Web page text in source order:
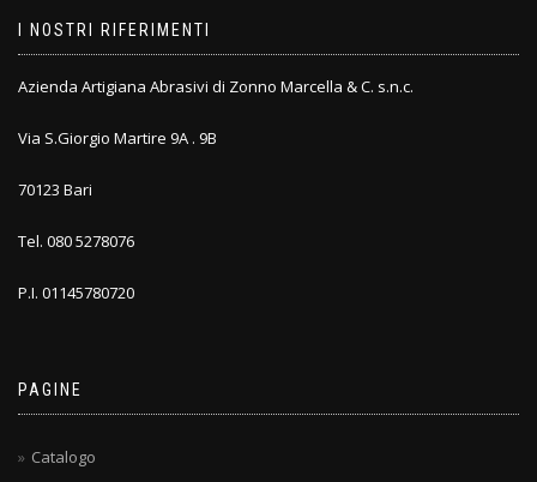
I NOSTRI RIFERIMENTI
Azienda Artigiana Abrasivi di Zonno Marcella & C. s.n.c.
Via S.Giorgio Martire 9A . 9B
70123 Bari
Tel. 080 5278076
P.I. 01145780720
PAGINE
Catalogo